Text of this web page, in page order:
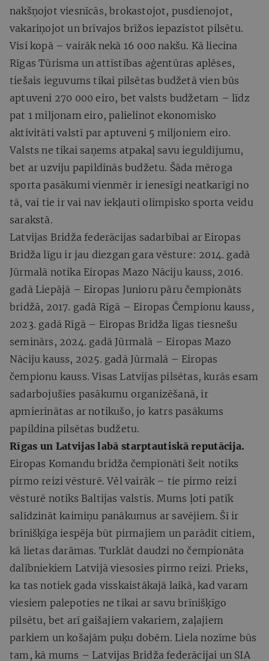
nakšņojot viesnīcās, brokastojot, pusdienojot,
vakariņojot un brīvajos brīžos iepazīstot pilsētu.
Visi kopā – vairāk nekā 16 000 nakšu. Kā liecina
Rīgas Tūrisma un attīstības aģentūras aplēses,
tiešais ieguvums tikai pilsētas budžetā vien būs
aptuveni 270 000 eiro, bet valsts budžetam – līdz
pat 1 miljonam eiro, palielinot ekonomisko
aktivitāti valstī par aptuveni 5 miljoniem eiro.
Valsts ne tikai saņems atpakaļ savu ieguldījumu,
bet ar uzviju papildinās budžetu. Šāda mēroga
sporta pasākumi vienmēr ir ienesīgi neatkarīgi no
tā, vai tie ir vai nav iekļauti olimpisko sporta veidu
sarakstā.
Latvijas Bridža federācijas sadarbībai ar Eiropas
Bridža līgu ir jau diezgan gara vēsture: 2014. gadā
Jūrmalā notika Eiropas Mazo Nāciju kauss, 2016.
gadā Liepājā – Eiropas Junioru pāru čempionāts
bridžā, 2017. gadā Rīgā – Eiropas Čempionu kauss,
2023. gadā Rīgā – Eiropas Bridža līgas tiesnešu
seminārs, 2024. gadā Jūrmalā – Eiropas Mazo
Nāciju kauss, 2025. gadā Jūrmalā – Eiropas
čempionu kauss. Visas Latvijas pilsētas, kurās esam
sadarbojušies pasākumu organizēšanā, ir
apmierinātas ar notikušo, jo katrs pasākums
papildina pilsētas budžetu.
Rīgas un Latvijas labā starptautiskā reputācija.
Eiropas Komandu bridža čempionāti šeit notiks
pirmo reizi vēsturē. Vēl vairāk – tie pirmo reizi
vēsturē notiks Baltijas valstīs. Mums ļoti patīk
salīdzināt kaimiņu panākumus ar savējiem. Šī ir
brīnišķīga iespēja būt pirmajiem un parādīt citiem,
kā lietas darāmas. Turklāt daudzi no čempionāta
dalībniekiem Latvijā viesosies pirmo reizi. Prieks,
ka tas notiek gada visskaistākajā laikā, kad varam
viesiem palepoties ne tikai ar savu brīnišķīgo
pilsētu, bet arī gaišajiem vakariem, zaļajiem
parkiem un košajām puķu dobēm. Liela nozīme būs
tam, kā mums – Latvijas Bridža federācijai un SIA